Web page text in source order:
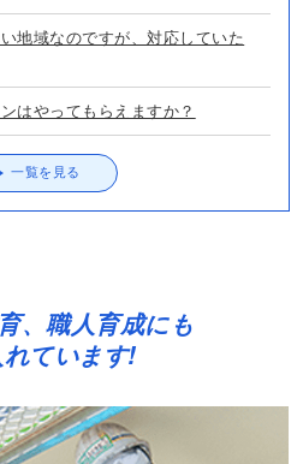
地域なのですが、対応していた
はやってもらえますか？
一覧を見る
、職人育成にも
ています!